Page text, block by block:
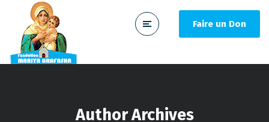
Faire un Don
Author Archives